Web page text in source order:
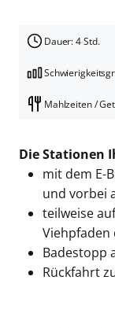
Dauer: 4 Std.
Mahlzeiten /
Die Stationen
mit dem E-
und vorbei
teilweise
Viehpfaden
Badestopp
Rückfahrt